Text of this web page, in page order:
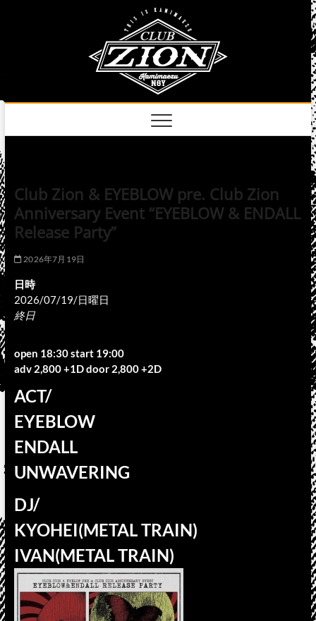
Club Zion & EYEBLOW pre. Club Zion
Anniversary Event “EYEBLOW & ENDALL
Release Party”
2026年7月19日
日時
2026/07/19/日曜日
終日
open 18:30 start 19:00
adv 2,800 +1D door 2,800 +2D
ACT/
EYEBLOW
ENDALL
UNWAVERING
DJ/
KYOHEI(METAL TRAIN)
IVAN(METAL TRAIN)